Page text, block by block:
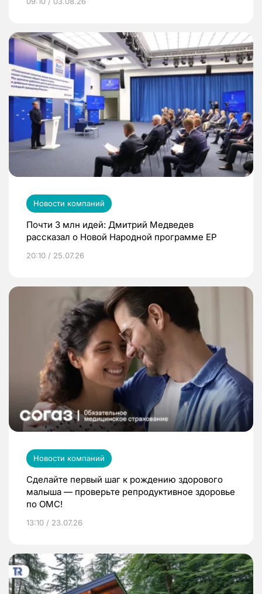
Новости компаний
Почти 3 млн идей: Дмитрий Медведев
рассказал о Новой Народной программе ЕР
20:10 / 25.07.26
Новости компаний
Сделайте первый шаг к рождению здорового
малыша — проверьте репродуктивное здоровье
по ОМС!
13:10 / 23.07.26